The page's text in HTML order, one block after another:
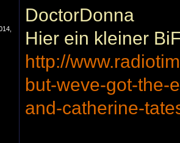
DoctorDonna
Hier ein kleiner
http://
but-weve-got-the-
and-catherine-